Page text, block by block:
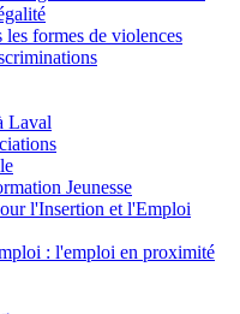
formes de violences
Laval
Jeunesse
l'Insertion et l'Emploi
: l'emploi en proximité